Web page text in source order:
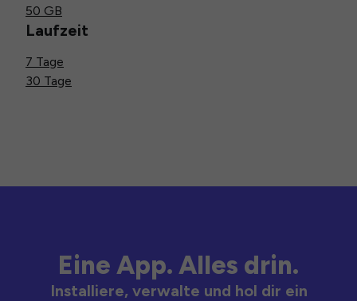
50 GB
Laufzeit
7 Tage
30 Tage
Eine App. Alles drin.
Installiere, verwalte und hol dir ein